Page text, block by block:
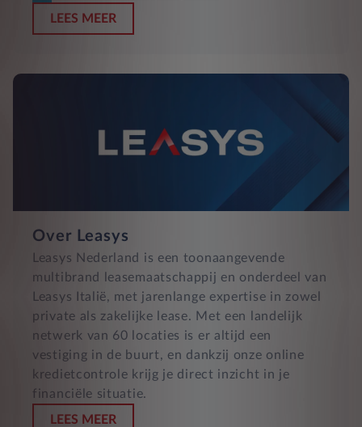
LEES MEER
Over Leasys
Leasys Nederland is een toonaangevende
multibrand leasemaatschappij en onderdeel van
Leasys Italië, met jarenlange expertise in zowel
private als zakelijke lease. Met een landelijk
netwerk van 60 locaties is er altijd een
vestiging in de buurt, en dankzij onze online
kredietcontrole krijg je direct inzicht in je
financiële situatie.
LEES MEER